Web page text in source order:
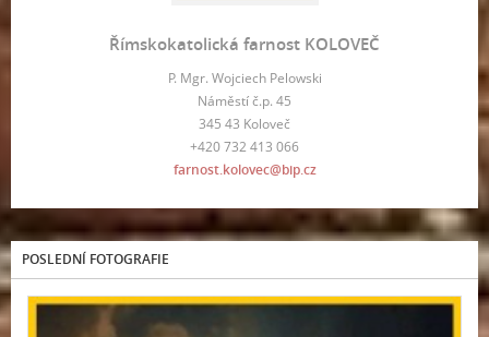
Římskokatolická farnost KOLOVEČ
P. Mgr. Wojciech Pelowski
Náměstí č.p. 45
345 43 Koloveč
+420 732 413 066
farnost.kolovec@bip.cz
POSLEDNÍ FOTOGRAFIE